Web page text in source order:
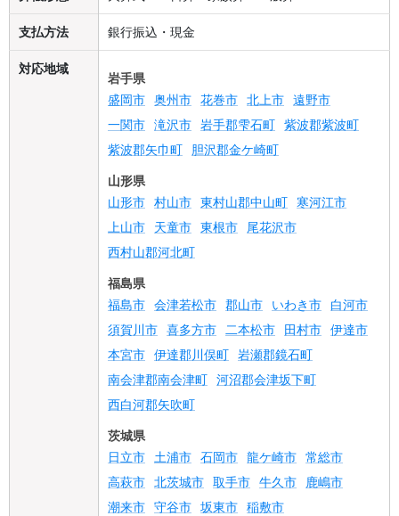
支払方法 銀行振込・現金
対応地域
岩手県
盛岡市 奥州市 花巻市 北上市 遠野市
一関市 滝沢市 岩手郡雫石町 紫波郡紫波町
紫波郡矢巾町 胆沢郡金ケ崎町
山形県
山形市 村山市 東村山郡中山町 寒河江市
上山市 天童市 東根市 尾花沢市
西村山郡河北町
福島県
福島市 会津若松市 郡山市 いわき市 白河市
須賀川市 喜多方市 二本松市 田村市 伊達市
本宮市 伊達郡川俣町 岩瀬郡鏡石町
南会津郡南会津町 河沼郡会津坂下町
西白河郡矢吹町
茨城県
日立市 土浦市 石岡市 龍ケ崎市 常総市
高萩市 北茨城市 取手市 牛久市
鹿嶋市
潮来市 守谷市 坂東市 稲敷市